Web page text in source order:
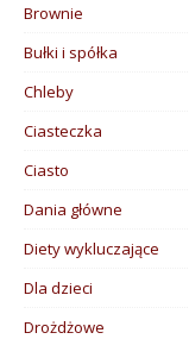
Brownie
Bułki i spółka
Chleby
Ciasteczka
Ciasto
Dania główne
Diety wykluczające
Dla dzieci
Drożdżowe